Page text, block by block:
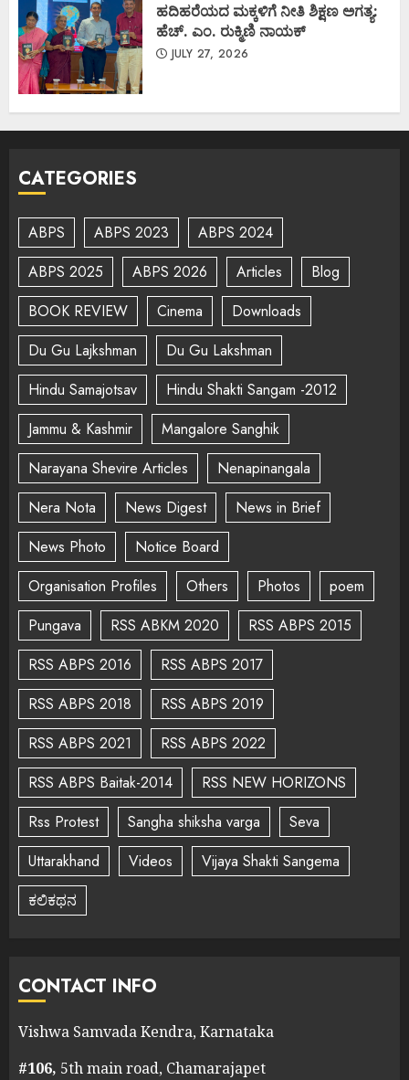
ಹದಿಹರೆಯದ ಮಕ್ಕಳಿಗೆ ನೀತಿ ಶಿಕ್ಷಣ ಅಗತ್ಯ:
ಹೆಚ್. ಎಂ. ರುಕ್ಮಿಣಿ ನಾಯಕ್
JULY 27, 2026
CATEGORIES
ABPS ABPS 2023
ABPS 2024
ABPS 2025
ABPS 2026 Articles
Blog
BOOK REVIEW
Cinema
Downloads
Du Gu Lajkshman
Du Gu Lakshman
Hindu Samajotsav
Hindu Shakti Sangam -2012
Jammu & Kashmir
Mangalore Sanghik
Narayana Shevire Articles
Nenapinangala
Nera Nota
News Digest
News in Brief
News Photo
Notice Board
Organisation Profiles
Others Photos
poem
Pungava
RSS ABKM 2020
RSS ABPS 2015
RSS ABPS 2016
RSS ABPS 2017
RSS ABPS 2018
RSS ABPS 2019
RSS ABPS 2021
RSS ABPS 2022
RSS ABPS Baitak-2014
RSS NEW HORIZONS
Rss Protest
Sangha shiksha varga
Seva
Uttarakhand
Videos
Vijaya Shakti Sangema
ಕಲಿಕಥನ
CONTACT INFO
Vishwa Samvada Kendra, Karnataka
#106, 5th main road, Chamarajapet